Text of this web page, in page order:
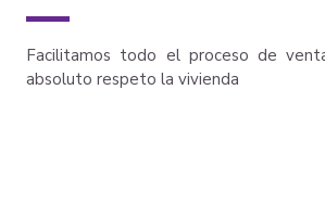
Facilitamos todo el proceso de
absoluto respeto la vivienda